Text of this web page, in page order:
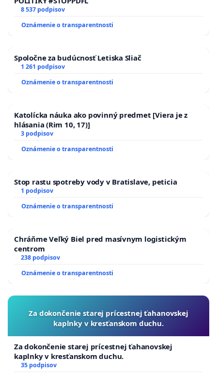
8 537 podpisov
Oznámenie o transparentnosti
Spoločne za budúcnosť Letiska Sliač
1 261 podpisov
Oznámenie o transparentnosti
Katolícka náuka ako povinný predmet [Viera je z
hlásania (Rim 10, 17)]
3 podpisov
Oznámenie o transparentnosti
Stop rastu spotreby vody v Bratislave, peticia
1 podpisov
Oznámenie o transparentnosti
Chráňme Veľký Biel pred masívnym logistickým
centrom
238 podpisov
Oznámenie o transparentnosti
Za dokončenie starej prícestnej ťahanovskej
kaplnky v kresťanskom duchu.
Za dokončenie starej prícestnej ťahanovskej
kaplnky v kresťanskom duchu.
35 podpisov